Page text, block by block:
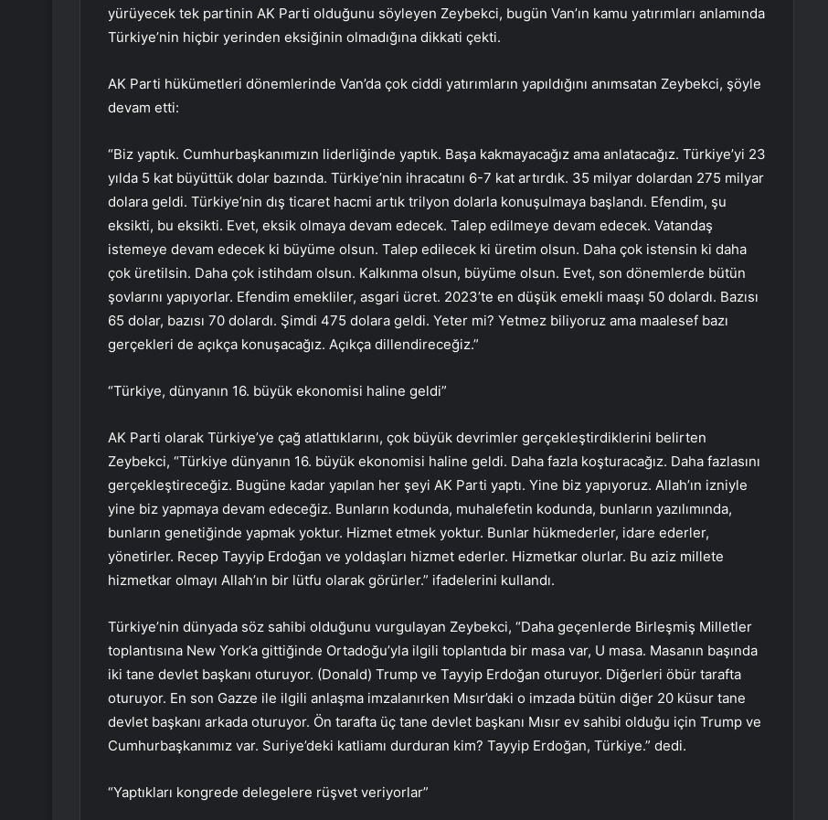
yürüyecek tek partinin AK Parti olduğunu söyleyen Zeybekci, bugün Van’ın kamu yatırımları anlamında
Türkiye’nin hiçbir yerinden eksiğinin olmadığına dikkati çekti.
AK Parti hükümetleri dönemlerinde Van’da çok ciddi yatırımların yapıldığını anımsatan Zeybekci, şöyle
devam etti:
“Biz yaptık. Cumhurbaşkanımızın liderliğinde yaptık. Başa kakmayacağız ama anlatacağız. Türkiye’yi 23
yılda 5 kat büyüttük dolar bazında. Türkiye’nin ihracatını 6-7 kat artırdık. 35 milyar dolardan 275 milyar
dolara geldi. Türkiye’nin dış ticaret hacmi artık trilyon dolarla konuşulmaya başlandı. Efendim, şu
eksikti, bu eksikti. Evet, eksik olmaya devam edecek. Talep edilmeye devam edecek. Vatandaş
istemeye devam edecek ki büyüme olsun. Talep edilecek ki üretim olsun. Daha çok istensin ki daha
çok üretilsin. Daha çok istihdam olsun. Kalkınma olsun, büyüme olsun. Evet, son dönemlerde bütün
şovlarını yapıyorlar. Efendim emekliler, asgari ücret. 2023’te en düşük emekli maaşı 50 dolardı. Bazısı
65 dolar, bazısı 70 dolardı. Şimdi 475 dolara geldi. Yeter mi? Yetmez biliyoruz ama maalesef bazı
gerçekleri de açıkça konuşacağız. Açıkça dillendireceğiz.”
“Türkiye, dünyanın 16. büyük ekonomisi haline geldi”
AK Parti olarak Türkiye’ye çağ atlattıklarını, çok büyük devrimler gerçekleştirdiklerini belirten
Zeybekci, “Türkiye dünyanın 16. büyük ekonomisi haline geldi. Daha fazla koşturacağız. Daha fazlasını
gerçekleştireceğiz. Bugüne kadar yapılan her şeyi AK Parti yaptı. Yine biz yapıyoruz. Allah’ın izniyle
yine biz yapmaya devam edeceğiz. Bunların kodunda, muhalefetin kodunda, bunların yazılımında,
bunların genetiğinde yapmak yoktur. Hizmet etmek yoktur. Bunlar hükmederler, idare ederler,
yönetirler. Recep Tayyip Erdoğan ve yoldaşları hizmet ederler. Hizmetkar olurlar. Bu aziz millete
hizmetkar olmayı Allah’ın bir lütfu olarak görürler.” ifadelerini kullandı.
Türkiye’nin dünyada söz sahibi olduğunu vurgulayan Zeybekci, “Daha geçenlerde Birleşmiş Milletler
toplantısına New York’a gittiğinde Ortadoğu’yla ilgili toplantıda bir masa var, U masa. Masanın başında
iki tane devlet başkanı oturuyor. (Donald) Trump ve Tayyip Erdoğan oturuyor. Diğerleri öbür tarafta
oturuyor. En son Gazze ile ilgili anlaşma imzalanırken Mısır’daki o imzada bütün diğer 20 küsur tane
devlet başkanı arkada oturuyor. Ön tarafta üç tane devlet başkanı Mısır ev sahibi olduğu için Trump ve
Cumhurbaşkanımız var. Suriye’deki katliamı durduran kim? Tayyip Erdoğan, Türkiye.” dedi.
“Yaptıkları kongrede delegelere rüşvet veriyorlar”